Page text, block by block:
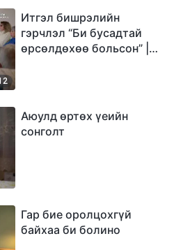
Итгэл бишрэлийн
гэрчлэл “Би бусадтай
өрсөлдөхөө больсон” |
Аюулд өртөх үеийн
сонголт
Гар бие оролцохгүй
байхаа би болино